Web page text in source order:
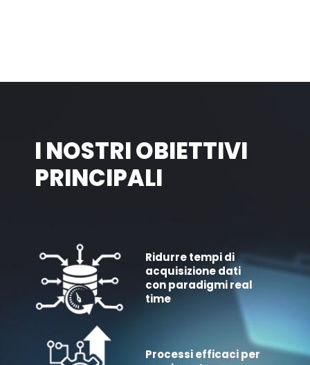
I NOSTRI OBIETTIVI
PRINCIPALI
Ridurre tempi di
acquisizione dati
con paradigmi real
time
Processi efficaci per